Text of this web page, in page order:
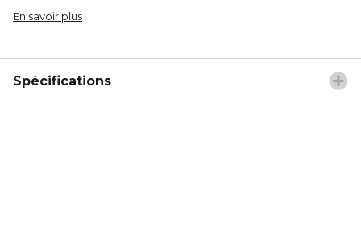
En savoir plus
Spécifications